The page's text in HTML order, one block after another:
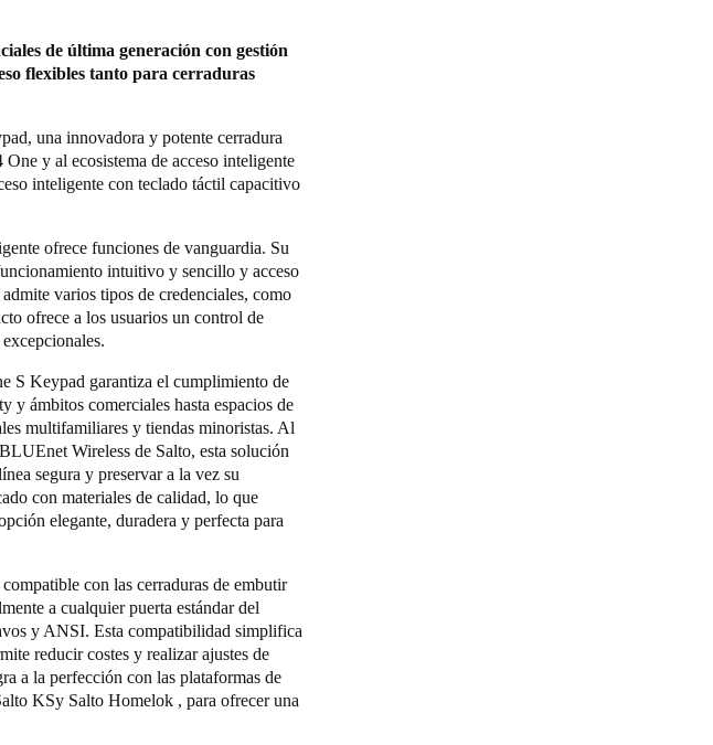
de última generación con gestión
flexibles tanto para cerraduras
una innovadora y potente cerradura
y al ecosistema de acceso inteligente
inteligente con teclado táctil capacitivo
ofrece funciones de vanguardia. Su
intuitivo y sencillo y acceso
varios tipos de credenciales, como
ofrece a los usuarios un control de
S Keypad garantiza el cumplimiento de
y ámbitos comerciales hasta espacios de
multifamiliares y tiendas minoristas. Al
BLUEnet Wireless de Salto, esta solución
segura y preservar a la vez su
con materiales de calidad, lo que
elegante, duradera y perfecta para
con las cerraduras de embutir
a cualquier puerta estándar del
y ANSI. Esta compatibilidad simplifica
reducir costes y realizar ajustes de
a la perfección con las plataformas de
KSy Salto Homelok , para ofrecer una